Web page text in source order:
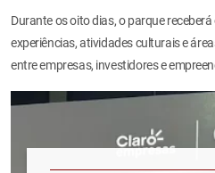
Durante os oito dias, o parque
experiências, atividades culturais e
entre empresas, investidores e